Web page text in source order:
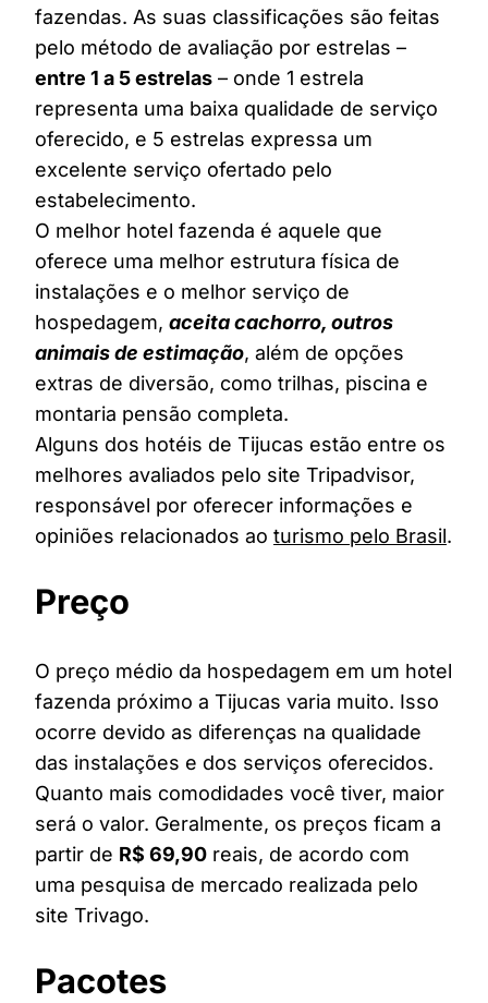
fazendas. As suas classificações são feitas
pelo método de avaliação por estrelas –
entre 1 a 5 estrelas – onde 1 estrela
representa uma baixa qualidade de serviço
oferecido, e 5 estrelas expressa um
excelente serviço ofertado pelo
estabelecimento.
O melhor hotel fazenda é aquele que
oferece uma melhor estrutura física de
instalações e o melhor serviço de
hospedagem, aceita cachorro, outros
animais de estimação, além de opções
extras de diversão, como trilhas, piscina e
montaria pensão completa.
Alguns dos hotéis de Tijucas estão entre os
melhores avaliados pelo site Tripadvisor,
responsável por oferecer informações e
opiniões relacionados ao turismo pelo Brasil.
Preço
O preço médio da hospedagem em um hotel
fazenda próximo a Tijucas varia muito. Isso
ocorre devido as diferenças na qualidade
das instalações e dos serviços oferecidos.
Quanto mais comodidades você tiver, maior
será o valor. Geralmente, os preços ficam a
partir de R$ 69,90 reais, de acordo com
uma pesquisa de mercado realizada pelo
site Trivago.
Pacotes